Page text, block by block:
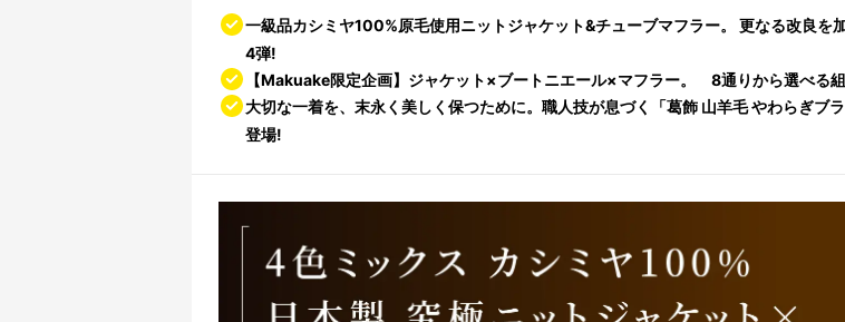
一級品カシミヤ100%原毛使用ニットジャケット&チューブマフラー。 更なる改良を
4弾!
【Makuake限定企画】ジャケット×ブートニエール×マフラー。 8通りから選べる
大切な一着を、末永く美しく保つために。職人技が息づく「葛飾 山羊毛 やわらぎブ
登場!